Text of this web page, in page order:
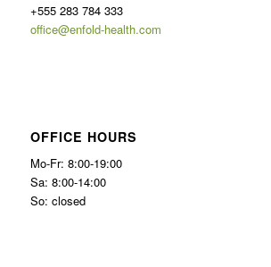
+555 283 784 333
office@enfold-health.com
OFFICE HOURS
Mo-Fr: 8:00-19:00
Sa: 8:00-14:00
So: closed